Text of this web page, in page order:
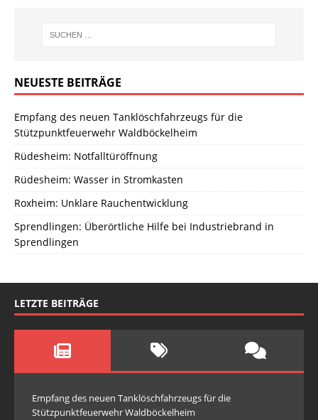
NEUESTE BEITRÄGE
Empfang des neuen Tanklöschfahrzeugs für die
Stützpunktfeuerwehr Waldböckelheim
Rüdesheim: Notfalltüröffnung
Rüdesheim: Wasser in Stromkasten
Roxheim: Unklare Rauchentwicklung
Sprendlingen: Überörtliche Hilfe bei Industriebrand in
Sprendlingen
LETZTE BEITRÄGE
Empfang des neuen Tanklöschfahrzeugs für die
Stützpunktfeuerwehr Waldböckelheim